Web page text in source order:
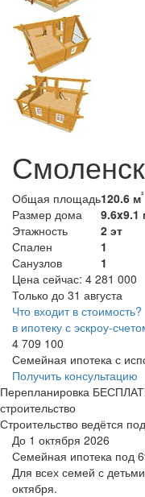
Смоленск
Общая площадь120.6 м²
Размер дома
9.6x9.1
Этажность
2 эт
Спален
1
Санузлов
1
Цена сейчас: 4 281 000
Только до 31 августа
Что входит в стоимость?
в ипотеку с эскроу-
4 709 100
Семейная ипотека с
Получить консультацию
Перепланировка
строительство
Строительство ведётся
До 1 октября 2026
Семейная ипотека под
Для всех семей с
октября.